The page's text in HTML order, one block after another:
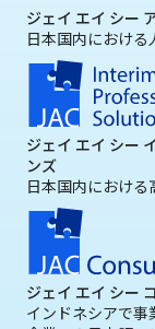
ジェイ エイ シー
日本国内におけ
ジェイ エイ シー
ンズ
日本国内におけ
ジェイ エイ シー
インドネシアで